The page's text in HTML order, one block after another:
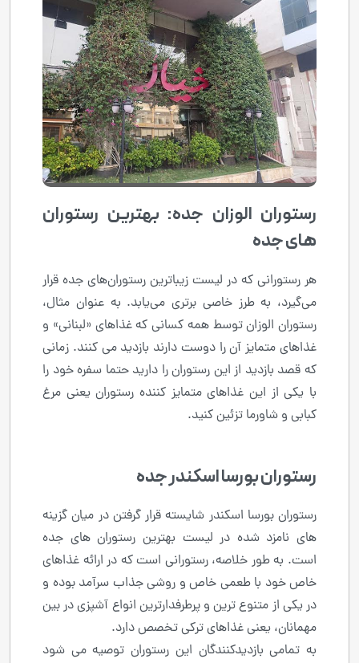
رستوران الوزان جده: بهترین رستوران
های جده
هر رستورانی که در لیست زیباترین رستوران‌های جده قرار
می‌گیرد، به طرز خاصی برتری می‌یابد. به عنوان مثال،
رستوران الوزان توسط همه کسانی که غذاهای «لبنانی» و
غذاهای متمایز آن را دوست دارند بازدید می کنند. زمانی
که قصد بازدید از این رستوران را دارید حتما سفره خود را
با یکی از این غذاهای متمایز کننده رستوران یعنی مرغ
کبابی و شاورما تزئین کنید.
رستوران بورسا اسکندر جده
رستوران بورسا اسکندر شایسته قرار گرفتن در میان گزینه
های نامزد شده در لیست بهترین رستوران های جده
است. به طور خلاصه، رستورانی است که در ارائه غذاهای
خاص خود با طعمی خاص و روشی جذاب سرآمد بوده و
در یکی از متنوع ترین و پرطرفدارترین انواع آشپزی در بین
مهمانان، یعنی غذاهای ترکی تخصص دارد.
به تمامی بازدیدکنندگان این رستوران توصیه می شود